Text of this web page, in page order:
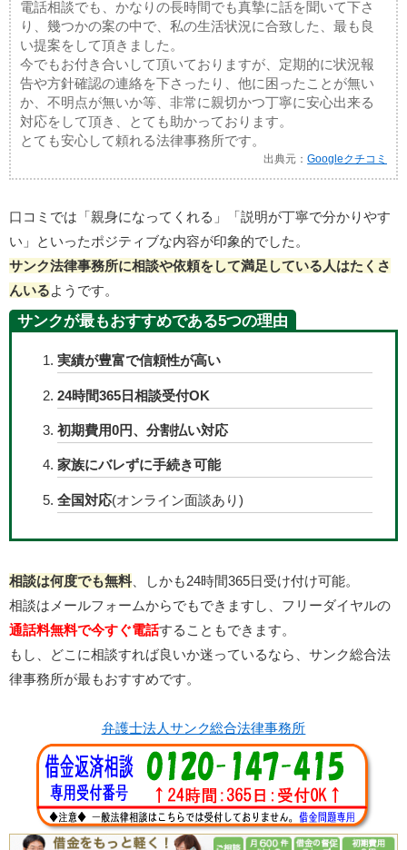
電話相談でも、かなりの長時間でも真摯に話を聞いて下さ
り、幾つかの案の中で、私の生活状況に合致した、最も良
い提案をして頂きました。
今でもお付き合いして頂いておりますが、定期的に状況報
告や方針確認の連絡を下さったり、他に困ったことが無い
か、不明点が無いか等、非常に親切かつ丁寧に安心出来る
対応をして頂き、とても助かっております。
とても安心して頼れる法律事務所です。
出典元：Googleクチコミ
口コミでは「親身になってくれる」「説明が丁寧で分かりやす
い」といったポジティブな内容が印象的でした。
サンク法律事務所に相談や依頼をして満足している人はたくさ
んいるようです。
サンクが最もおすすめである5つの理由
実績が豊富で信頼性が高い
24時間365日相談受付OK
初期費用0円、分割払い対応
家族にバレずに手続き可能
全国対応(オンライン面談あり)
相談は何度でも無料、しかも24時間365日受け付け可能。
相談はメールフォームからでもできますし、フリーダイヤルの
通話料無料で今すぐ電話することもできます。
もし、どこに相談すれば良いか迷っているなら、サンク総合法
律事務所が最もおすすめです。
弁護士法人サンク総合法律事務所